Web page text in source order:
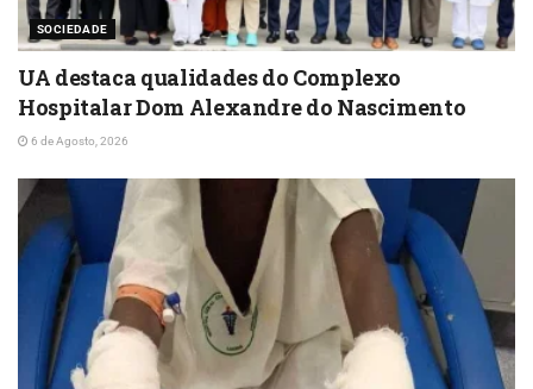
SOCIEDADE
UA destaca qualidades do Complexo
Hospitalar Dom Alexandre do Nascimento
6 de Agosto, 2026